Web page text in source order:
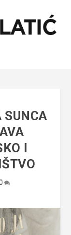
SUNCA
I